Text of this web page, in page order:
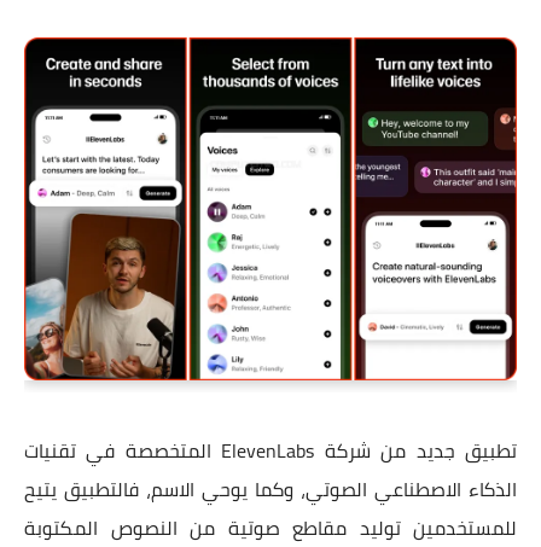
تطبيق جديد من شركة ElevenLabs المتخصصة في تقنيات
الذكاء الاصطناعي الصوتي، وكما يوحي الاسم، فالتطبيق يتيح
للمستخدمين توليد مقاطع صوتية من النصوص المكتوبة